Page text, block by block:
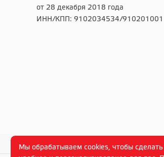
от 28 декабря 2018 года
ИНН/КПП: 9102034534/910201001
Мы обрабатываем cookies, чтобы